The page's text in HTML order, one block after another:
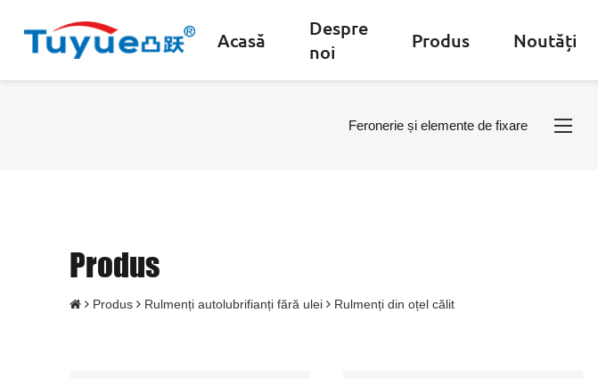
Acasă
Despre
noi
Produs Noutăți
Feronerie și elemente de fixare
Produs
Produs Rulmenți autolubrifianți fără ulei Rulmenți din oțel călit